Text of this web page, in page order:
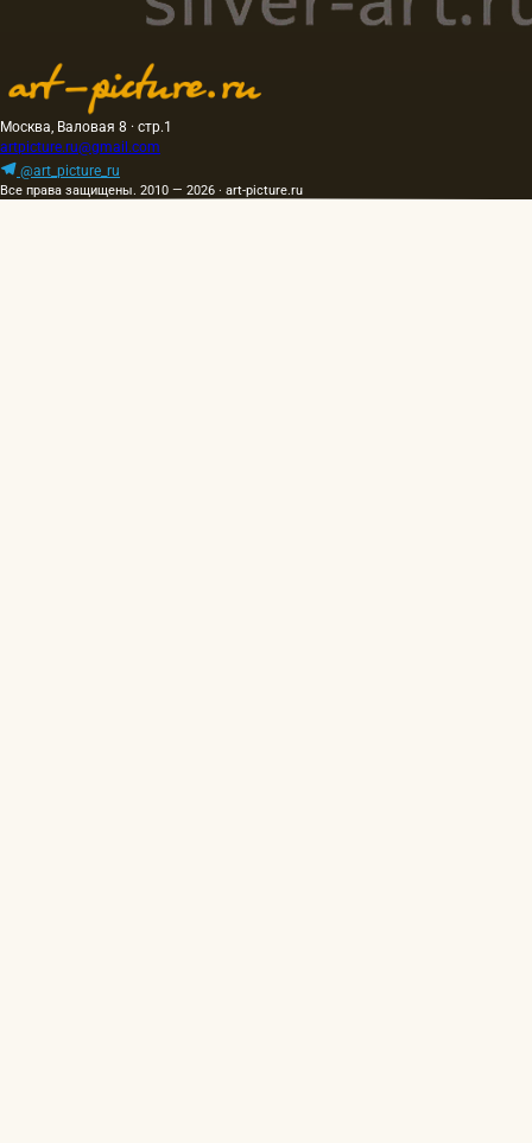
Москва, Валовая 8 · стр.1
artpicture.ru@gmail.com
@art_picture_ru
Все права защищены. 2010 — 2026 · art-picture.ru